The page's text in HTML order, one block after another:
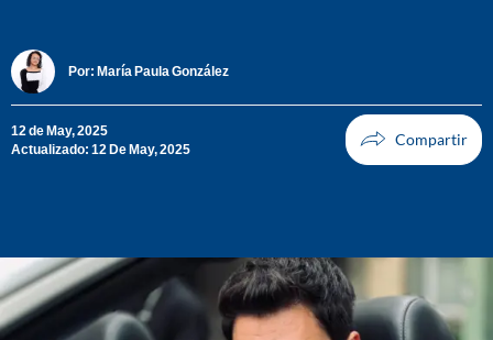
Por: María Paula González
12 de May, 2025
Actualizado: 12 De May, 2025